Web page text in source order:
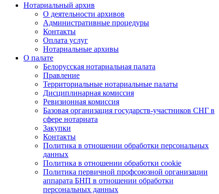
Нотариальный архив
О деятельности архивов
Административные процедуры
Контакты
Оплата услуг
Нотариальные архивы
О палате
Белорусская нотариальная палата
Правление
Территориальные нотариальные палаты
Дисциплинарная комиссия
Ревизионная комиссия
Базовая организация государств-участников СНГ в
сфере нотариата
Закупки
Контакты
Политика в отношении обработки персональных
данных
Политика в отношении обработки cookie
Политика первичной профсоюзной организации
аппарата БНП в отношении обработки
персональных данных